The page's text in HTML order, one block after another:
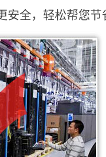
安全，轻松帮您节